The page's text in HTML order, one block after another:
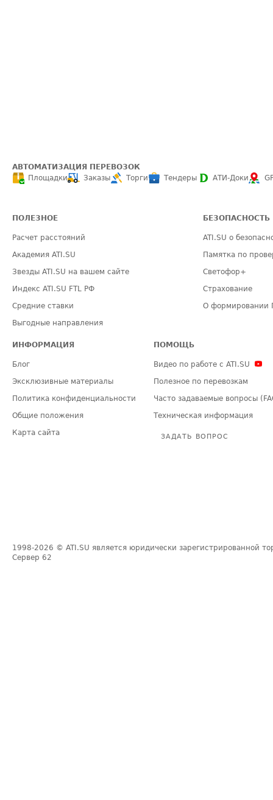
АВТОМАТИЗАЦИЯ ПЕРЕВОЗОК
Площадки
Заказы Торги Тендеры АТИ-Доки
ПОЛЕЗНОЕ
Расчет расстояний
Академия ATI.SU
Звезды ATI.SU на вашем сайте
Индекс ATI.SU FTL РФ
Средние ставки
Выгодные направления
БЕЗОПАСНОСТЬ
ATI.SU о
Памятка по
Светофор+
Страхование
О формировании
ИНФОРМАЦИЯ
Блог
Эксклюзивные материалы
Политика конфиденциальности
Общие положения
Карта сайта
ПОМОЩЬ
Видео по работе с ATI.SU
Полезное по перевозкам
Часто задаваемые вопросы
Техническая информация
ЗАДАТЬ ВОПРОС
1998-2026 © ATI.SU является юридически зарегистрированной
Сервер 62